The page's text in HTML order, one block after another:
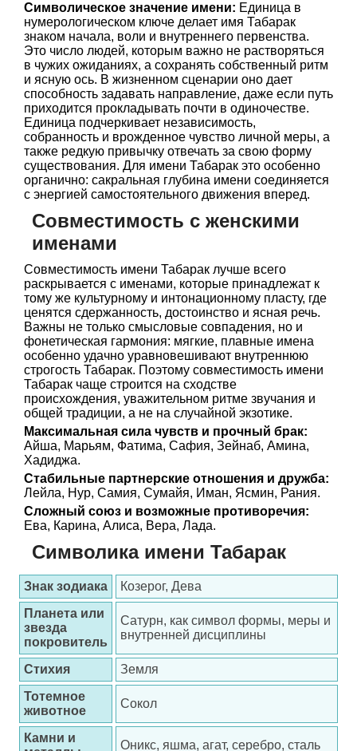
Символическое значение имени: Единица в
нумерологическом ключе делает имя Табарак
знаком начала, воли и внутреннего первенства.
Это число людей, которым важно не растворяться
в чужих ожиданиях, а сохранять собственный ритм
и ясную ось. В жизненном сценарии оно дает
способность задавать направление, даже если путь
приходится прокладывать почти в одиночестве.
Единица подчеркивает независимость,
собранность и врожденное чувство личной меры, а
также редкую привычку отвечать за свою форму
существования. Для имени Табарак это особенно
органично: сакральная глубина имени соединяется
с энергией самостоятельного движения вперед.
Совместимость с женскими
именами
Совместимость имени Табарак лучше всего
раскрывается с именами, которые принадлежат к
тому же культурному и интонационному пласту, где
ценятся сдержанность, достоинство и ясная речь.
Важны не только смысловые совпадения, но и
фонетическая гармония: мягкие, плавные имена
особенно удачно уравновешивают внутреннюю
строгость Табарак. Поэтому совместимость имени
Табарак чаще строится на сходстве
происхождения, уважительном ритме звучания и
общей традиции, а не на случайной экзотике.
Максимальная сила чувств и прочный брак:
Айша, Марьям, Фатима, Сафия, Зейнаб, Амина,
Хадиджа.
Стабильные партнерские отношения и дружба:
Лейла, Нур, Самия, Сумайя, Иман, Ясмин, Рания.
Сложный союз и возможные противоречия:
Ева, Карина, Алиса, Вера, Лада.
Символика имени Табарак
Знак зодиака
Козерог, Дева
Планета или
звезда
покровитель
Сатурн, как символ формы, меры и
внутренней дисциплины
Стихия
Земля
Тотемное
животное
Сокол
Камни и
Оникс, яшма, агат, серебро, сталь